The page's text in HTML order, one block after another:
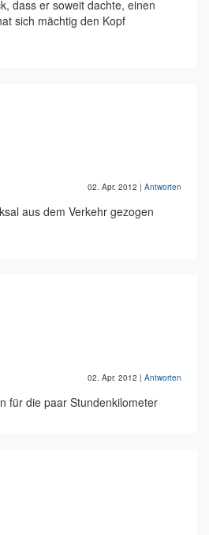
dass er soweit dachte, einen
sich mächtig den Kopf
02. Apr. 2012 | Antworten
aus dem Verkehr gezogen
02. Apr. 2012 | Antworten
für die paar Stundenkilometer